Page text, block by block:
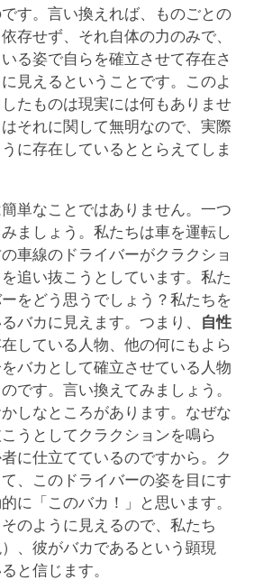
す。言い換えれば、ものごとの
存せず、それ自体の力のみで、
る姿で自らを確立させて存在さ
見えるということです。このよ
たものは現実には何もありませ
それに関して無明なので、実際
に存在しているととらえてしま
単なことではありません。一つ
ましょう。私たちは車を運転し
車線のドライバーがクラクショ
追い抜こうとしています。私た
をどう思うでしょう？私たちを
バカに見えます。つまり、
自性
している人物、他の何にもよら
バカとして確立させている人物
です。言い換えてみましょう。
しなところがあります。なぜな
うとしてクラクションを鳴ら
に仕立てているのですから。ク
、このドライバーの姿を目にす
に「このバカ！」と思います。
のように見えるので、私たち
、彼がバカであるという顕現
と信じます。